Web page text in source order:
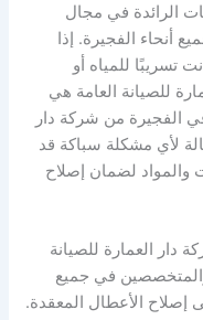
الرائدة في مجال
أنحاء الفجيرة. إذا
تسريبًا للمياه أو
للصيانة العامة هي
الفجيرة من شركة دار
لأي مشكلة سباكة قد
والمواد لضمان إصلاح
العمارة للصيانة
والمتخصصين في جميع
إصلاح الأعطال المعقدة.